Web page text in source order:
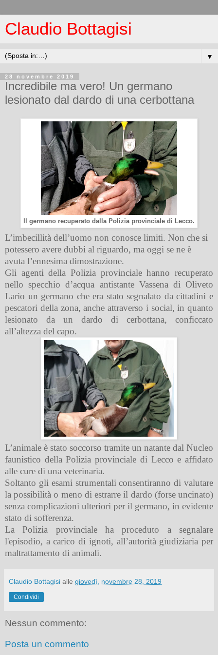
Claudio Bottagisi
▼
28 novembre 2019
Incredibile ma vero! Un germano
lesionato dal dardo di una cerbottana
Il germano recuperato dalla Polizia provinciale di Lecco.
L’imbecillità dell’uomo non conosce limiti. Non che si
potessero avere dubbi al riguardo, ma oggi se ne è
avuta l’ennesima dimostrazione.
Gli agenti della Polizia provinciale hanno recuperato
nello specchio d’acqua antistante Vassena di Oliveto
Lario un germano che era stato segnalato da cittadini e
pescatori della zona, anche attraverso i social, in quanto
lesionato da un dardo di cerbottana, conficcato
all’altezza del capo.
L’animale è stato soccorso tramite un natante dal Nucleo
faunistico della Polizia provinciale di Lecco e affidato
alle cure di una veterinaria.
Soltanto gli esami strumentali consentiranno di valutare
la possibilità o meno di estrarre il dardo (forse uncinato)
senza complicazioni ulteriori per il germano, in evidente
stato di sofferenza.
La Polizia provinciale ha proceduto a segnalare
l'episodio, a carico di ignoti, all’autorità giudiziaria per
maltrattamento di animali.
Claudio Bottagisi alle giovedì, novembre 28, 2019
Condividi
Nessun commento:
Posta un commento